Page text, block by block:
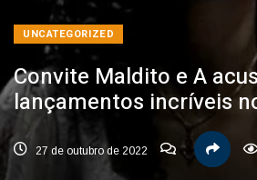
UNCATEGORIZED
Convite Maldito e A
lançamentos incríveis
27 de outubro de 2022